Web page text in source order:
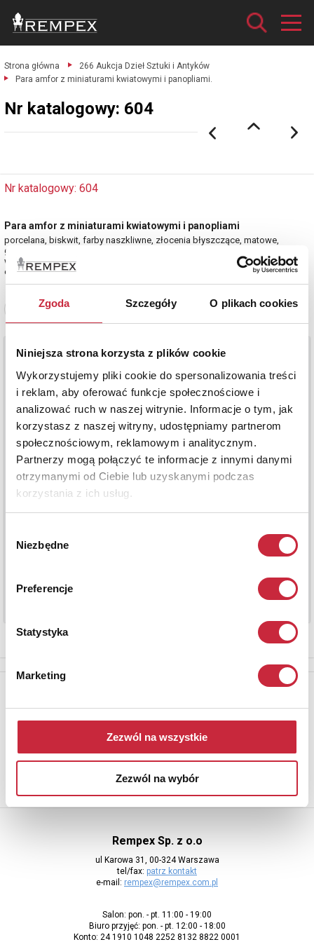
Zgoda Szczegóły O plikach cookies
Niniejsza strona korzysta z plików cookie
Wykorzystujemy pliki cookie do spersonalizowania treści
i reklam, aby oferować funkcje społecznościowe i
analizować ruch w naszej witrynie. Informacje o tym, jak
korzystasz z naszej witryny, udostępniamy partnerom
społecznościowym, reklamowym i analitycznym.
Partnerzy mogą połączyć te informacje z innymi danymi
otrzymanymi od Ciebie lub uzyskanymi podczas
korzystania z ich usług.
zgody
Niezbędne
Preferencje
Statystyka
Marketing
Zezwól na wszystkie
Zezwól na wybór
Strona główna
266 Aukcja Dzieł Sztuki i Antyków
Para amfor z miniaturami kwiatowymi i panopliami.
Nr katalogowy: 604
Nr katalogowy: 604
Para amfor z miniaturami kwiatowymi i panopliami
porcelana, biskwit, farby naszkliwne, złocenia błyszczące, matowe,
grawerowane;
wys. 43 cm; Nieustalona manufaktura europejska, Rosja?, 2 ćw. XIX w.
estymacja: 9 000 - 11 000 zł
Zobacz pełne informacje
Rempex Sp. z o.o
ul Karowa 31, 00-324 Warszawa
tel/fax: patrz kontakt
e-mail: rempex@rempex.com.pl
Salon: pon. - pt. 11:00 - 19:00
Biuro przyjęć: pon. - pt. 12:00 - 18:00
Konto: 24 1910 1048 2252 8132 8822 0001